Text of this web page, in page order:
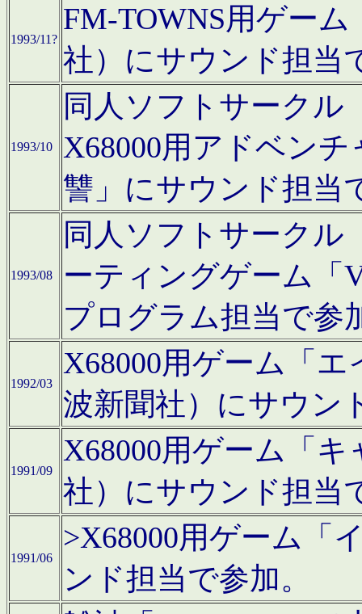
1993/11?
FM-TOWNS用ゲー
社）にサウンド担当
1993/10
同人ソフトサークル
X68000用アドベン
讐」にサウンド担当
1993/08
同人ソフトサークル
ーティングゲーム「
プログラム担当で参
1992/03
X68000用ゲーム「
波新聞社）にサウン
1991/09
X68000用ゲーム「
社）にサウンド担当
1991/06
>X68000用ゲーム「
ンド担当で参加。